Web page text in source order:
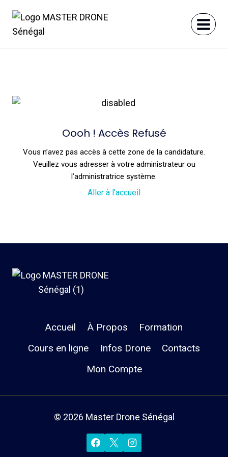
contenu
Oooh ! Accès Refusé
Vous n’avez pas accès à cette zone de la candidature.
Veuillez vous adresser à votre administrateur ou
l’administratrice système.
Aller à l’accueil
Accueil À Propos
Formation
Cours en ligne
Infos Drone
Contacts
Mon Compte
© 2026 Master Drone Sénégal